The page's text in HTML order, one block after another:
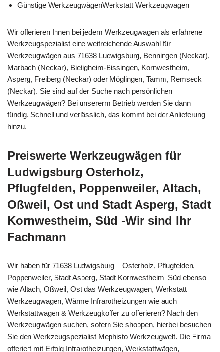
Günstige WerkzeugwägenWerkstatt Werkzeugwagen
Wir offerieren Ihnen bei jedem Werkzeugwagen als erfahrene
Werkzeugspezialist eine weitreichende Auswahl für
Werkzeugwägen aus 71638 Ludwigsburg, Benningen (Neckar),
Marbach (Neckar), Bietigheim-Bissingen, Kornwestheim,
Asperg, Freiberg (Neckar) oder Möglingen, Tamm, Remseck
(Neckar). Sie sind auf der Suche nach persönlichen
Werkzeugwägen? Bei unsererm Betrieb werden Sie dann
fündig. Schnell und verlässlich, das kommt bei der Anlieferung
hinzu.
Preiswerte Werkzeugwägen für
Ludwigsburg Osterholz,
Pflugfelden, Poppenweiler, Altach,
Oßweil, Ost und Stadt Asperg, Stadt
Kornwestheim, Süd -Wir sind Ihr
Fachmann
Wir haben für 71638 Ludwigsburg – Osterholz, Pflugfelden,
Poppenweiler, Stadt Asperg, Stadt Kornwestheim, Süd ebenso
wie Altach, Oßweil, Ost das Werkzeugwagen, Werkstatt
Werkzeugwagen, Wärme Infrarotheizungen wie auch
Werkstattwagen & Werkzeugkoffer zu offerieren? Nach den
Werkzeugwägen suchen, sofern Sie shoppen, hierbei besuchen
Sie den Werkzeugspezialist Mephisto Werkzeugwelt. Die Firma
offeriert mit Erfolg Infrarotheizungen, Werkstattwägen,